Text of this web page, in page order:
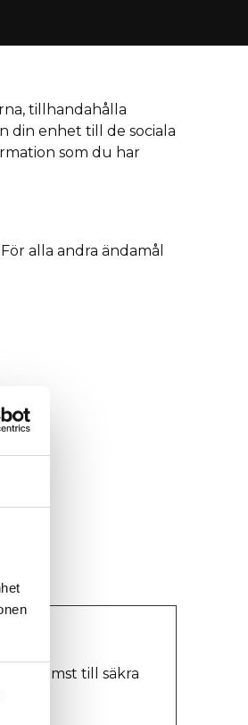
tillhandahålla
din enhet till de sociala
som du har
alla andra ändamål
åtkomst till säkra